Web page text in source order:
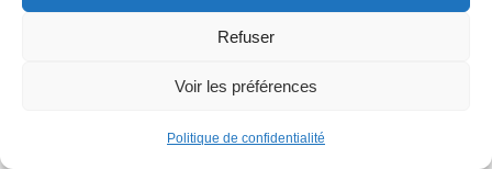
Refuser
Voir les préférences
Politique de confidentialité
Déchèterie de Saint-Herblain